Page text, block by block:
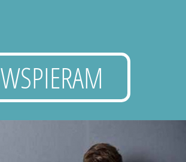
WSPIERAM